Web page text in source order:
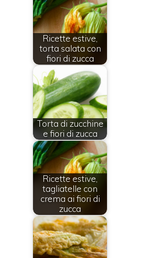
Ricette estive,
torta salata con
fiori di zucca
Torta di zucchine
e fiori di zucca
Ricette estive,
tagliatelle con
crema ai fiori di
zucca